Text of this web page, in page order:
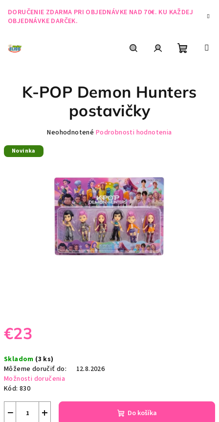
obsah
DORUČENIE ZDARMA PRI OBJEDNÁVKE NAD 70€. KU KAŽDEJ
OBJEDNÁVKE DARČEK.
košík
€23
cena:
Skladom (3 ks)
Môžeme doručiť do:
12.8.2026
Možnosti doručenia
Kód: 830
+
− Do košíka
K-POP Demon Hunters
postavičky
Priemerné
hviezdičiek.
Neohodnotené Podrobnosti hodnotenia
Novinka